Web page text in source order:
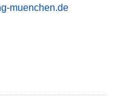
muenchen.de